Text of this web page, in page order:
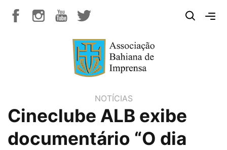
NOTÍCIAS
Cineclube ALB exibe
documentário “O dia